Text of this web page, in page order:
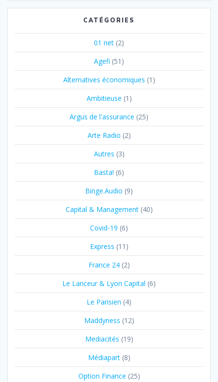
CATÉGORIES
01 net (2)
Agefi (51)
Alternatives économiques (1)
Ambitieuse (1)
Argus de l'assurance (25)
Arte Radio (2)
Autres (3)
Basta! (6)
Binge.Audio (9)
Capital & Management(40)
Covid-19 (6)
Express (11)
France 24(2)
Le Lanceur & Lyon Capital (6)
Le Parisien (4)
Maddyness (12)
Mediacités (19)
Médiapart(8)
Option Finance (25)